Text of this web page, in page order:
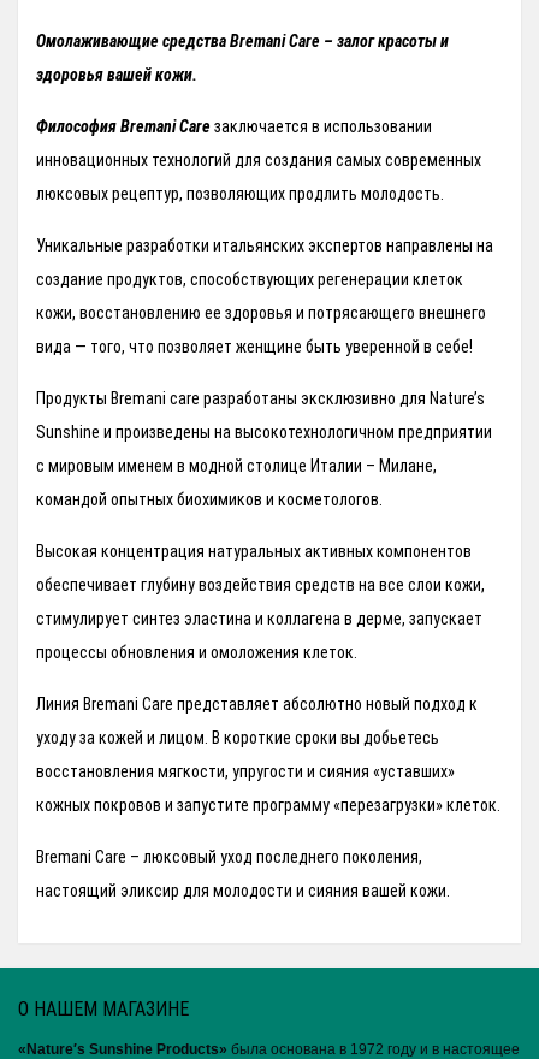
Омолаживающие средства Bremani Care – залог красоты и
здоровья вашей кожи.
Философия Bremani Care заключается в использовании
инновационных технологий для создания самых современных
люксовых рецептур, позволяющих продлить молодость.
Уникальные разработки итальянских экспертов направлены на
создание продуктов, способствующих регенерации клеток
кожи, восстановлению ее здоровья и потрясающего внешнего
вида — того, что позволяет женщине быть уверенной в себе!
Продукты Bremani care разработаны эксклюзивно для Nature’s
Sunshine и произведены на высокотехнологичном предприятии
с мировым именем в модной столице Италии – Милане,
командой опытных биохимиков и косметологов.
Высокая концентрация натуральных активных компонентов
обеспечивает глубину воздействия средств на все слои кожи,
стимулирует синтез эластина и коллагена в дерме, запускает
процессы обновления и омоложения клеток.
Линия Bremani Care представляет абсолютно новый подход к
уходу за кожей и лицом. В короткие сроки вы добьетесь
восстановления мягкости, упругости и сияния «уставших»
кожных покровов и запустите программу «перезагрузки» клеток.
Bremani Care – люксовый уход последнего поколения,
настоящий эликсир для молодости и сияния вашей кожи.
О НАШЕМ МАГАЗИНЕ
«Nature′s Sunshine Products» была основана в 1972 году и в настоящее